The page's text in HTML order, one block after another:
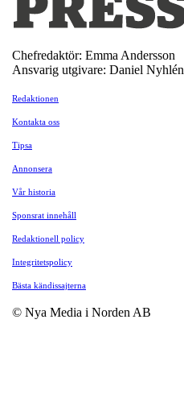
Chefredaktör: Emma Andersson
Ansvarig utgivare: Daniel Nyhlén
Redaktionen
Kontakta oss
Tipsa
Annonsera
Vår historia
Sponsrat innehåll
Redaktionell policy
Integritetspolicy
Bästa kändissajterna
© Nya Media i Norden AB